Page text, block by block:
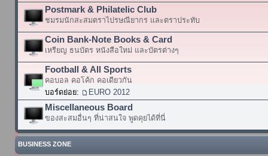
Postmark & Philatelic Club
ชมรมนักสะสมตราไปรษณียากร และตราประทับ
Coin Bank-Note Books & Card
เหรียญ ธนบัตร หนังสือใหม่ และบัตรต่างๆ
Football & All Sports
คอบอล คอโค้ก คอเดียวกัน
บอร์ดย่อย:
EURO 2012
Miscellaneous Board
ของสะสมอื่นๆ ที่น่าสนใจ พูดคุยได้ที่นี่
BUSINESS ZONE